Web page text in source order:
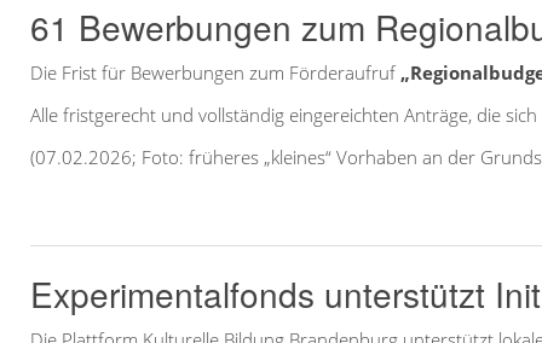
61 Bewerbungen zum
Die Frist für Bewerbungen zum Förderaufruf
Alle fristgerecht und vollständig eingereichten Anträge, die
(07.02.2026; Foto: früheres „kleines“ Vorhaben an der
Experimentalfonds unterstützt